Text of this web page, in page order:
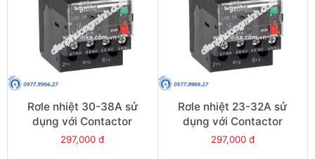
Rơle nhiệt 30-38A sử
dụng với Contactor
LC1E38 - Model LRE35
297,000 đ
Rơle nhiệt 23-32A sử
dụng với Contactor
LC1E25-E38 - Model
297,000 đ